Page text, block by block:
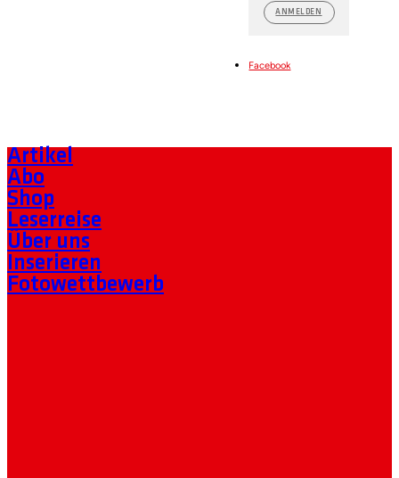
ANMELDEN
Facebook
Artikel
Abo
Shop
Leserreise
Über uns
Inserieren
Fotowettbewerb